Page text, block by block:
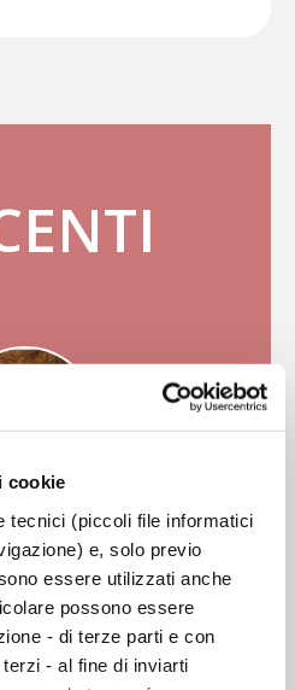
cookie
tecnici (piccoli file informatici
e, solo previo
essere utilizzati anche
possono essere
- di terze parti e con
- al fine di inviarti
J. DORAHY
è professore di Psicologia
di Canterbury, Christchurch,
della International